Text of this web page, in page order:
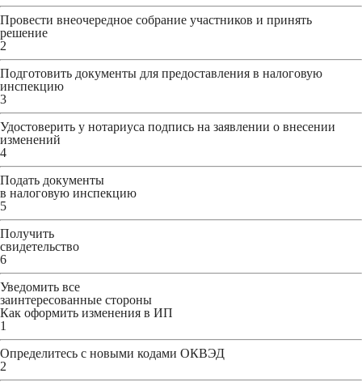
Провести внеочередное собрание участников и принять
решение
2
Подготовить документы для предоставления в налоговую
инспекцию
3
Удостоверить у нотариуса подпись на заявлении о внесении
изменений
4
Подать документы
в налоговую инспекцию
5
Получить
свидетельство
6
Уведомить все
заинтересованные стороны
Как оформить изменения в ИП
1
Определитесь с новыми кодами ОКВЭД
2